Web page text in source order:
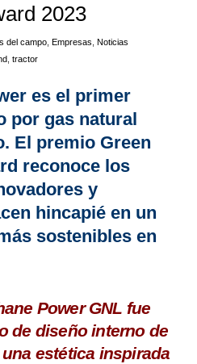
2023
del campo, Empresas Noticias
, tractor
es el primer
por gas natural
El premio Green
reconoce los
y
hincapié en un
sostenibles en
Power GNL fue
de diseño interno de
estética inspirada